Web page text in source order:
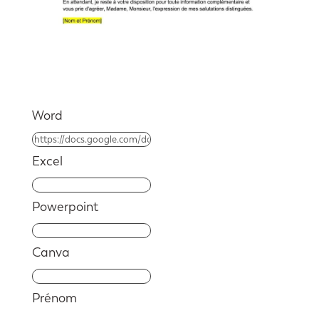
Word
Excel
Powerpoint
Canva
Prénom